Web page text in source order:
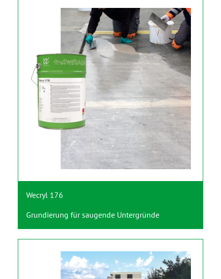
Wecryl 176
Grundierung für saugende Untergründe